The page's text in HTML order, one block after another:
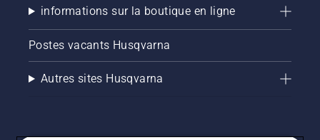
informations sur la boutique en ligne
Postes vacants Husqvarna
Autres sites Husqvarna